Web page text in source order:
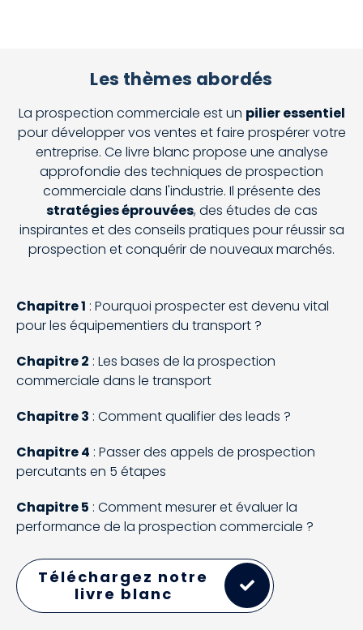
Les thèmes abordés
La prospection commerciale est un pilier essentiel
pour développer vos ventes et faire prospérer votre
entreprise. Ce livre blanc propose une analyse
approfondie des techniques de prospection
commerciale dans l'industrie. Il présente des
stratégies éprouvées, des études de cas
inspirantes et des conseils pratiques pour réussir sa
prospection et conquérir de nouveaux marchés.
Chapitre 1 : Pourquoi prospecter est devenu vital
pour les équipementiers du transport ?
Chapitre 2 : Les bases de la prospection
commerciale dans le transport
Chapitre 3 : Comment qualifier des leads ?
Chapitre 4 : Passer des appels de prospection
percutants en 5 étapes
Chapitre 5 : Comment mesurer et évaluer la
performance de la prospection commerciale ?
Téléchargez notre
livre blanc